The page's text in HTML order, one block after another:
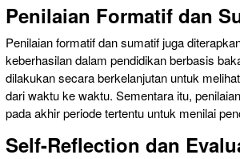
Penilaian Formatif dan
Penilaian formatif dan sumatif juga
keberhasilan dalam pendidikan berbasis
dilakukan secara berkelanjutan untuk
dari waktu ke waktu. Sementara itu,
pada akhir periode tertentu untuk menilai
Self-Reflection dan